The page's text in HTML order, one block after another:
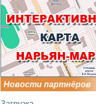
Новости партнёров